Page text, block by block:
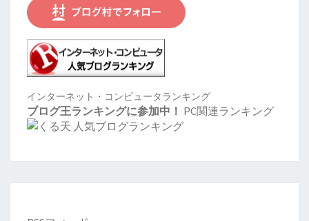
インターネット・コンピュータランキング
ブログ王ランキングに参加中！ PC関連ランキング